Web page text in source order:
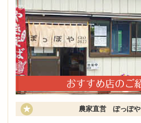
農家直営 ぽっぽや